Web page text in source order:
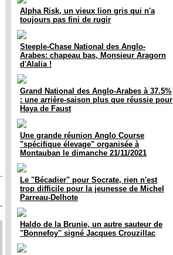
Alpha Risk, un vieux lion gris qui n'a
toujours pas fini de rugir
Steeple-Chase National des Anglo-
Arabes: chapeau bas, Monsieur Aragorn
d'Alalia !
Grand National des Anglo-Arabes à 37.5%
: une arrière-saison plus que réussie pour
Haya de Faust
Une grande réunion Anglo Course
"spécifique élevage" organisée à
Montauban le dimanche 21/11/2021
Le "Bécadier" pour Socrate, rien n'est
trop difficile pour la jeunesse de Michel
Parreau-Delhote
Haldo de la Brunie, un autre sauteur de
"Bonnefoy" signé Jacques Crouzillac